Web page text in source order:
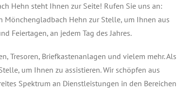
Hehn steht Ihnen zur Seite! Rufen Sie uns an:
Hehn zur Stelle, um Ihnen aus
Feiertagen, an jedem Tag des Jahres.
Tresoren, Briefkastenanlagen und vielem mehr. Als
um Ihnen zu assistieren. Wir schöpfen aus
Spektrum an Dienstleistungen in den Bereichen